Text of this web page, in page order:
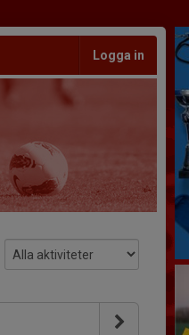
Logga in